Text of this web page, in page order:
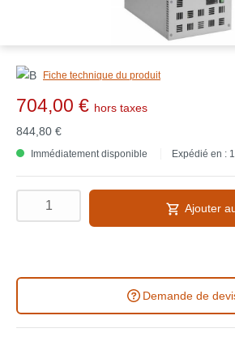
Fiche technique du produit
704,00 € hors taxes
844,80 €
Immédiatement disponible Expédié en :
Ajouter
Demande de